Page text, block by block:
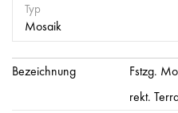
Typ
Mosaik
Bezeichnung
Fstzg.
rekt.